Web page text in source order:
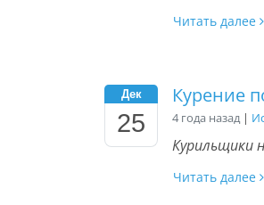
Читать далее
Дек
25
Курение
4 года назад |
Курильщики
Читать далее